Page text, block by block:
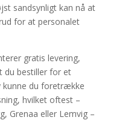
sandsynligt kan nå at
for at personalet
gratis levering,
du bestiller for et
kunne du foretrække
hvilket oftest –
Grenaa eller Lemvig –